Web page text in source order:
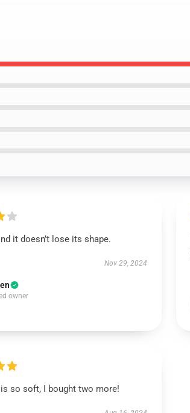
it doesn’t lose its shape.
Nov 29, 2024
owner
so soft, I bought two more!